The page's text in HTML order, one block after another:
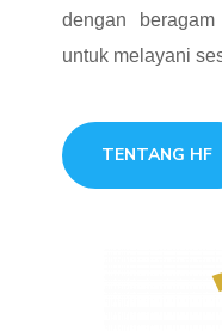
dengan
untuk melayani
TENTANG HF